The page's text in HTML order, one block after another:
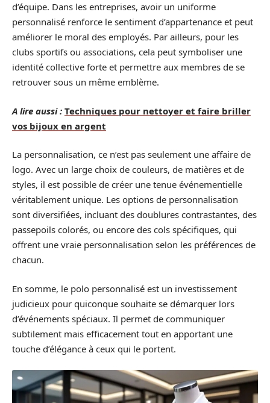
d’équipe. Dans les entreprises, avoir un uniforme
personnalisé renforce le sentiment d’appartenance et peut
améliorer le moral des employés. Par ailleurs, pour les
clubs sportifs ou associations, cela peut symboliser une
identité collective forte et permettre aux membres de se
retrouver sous un même emblème.
A lire aussi : Techniques pour nettoyer et faire briller
vos bijoux en argent
La personnalisation, ce n’est pas seulement une affaire de
logo. Avec un large choix de couleurs, de matières et de
styles, il est possible de créer une tenue événementielle
véritablement unique. Les options de personnalisation
sont diversifiées, incluant des doublures contrastantes, des
passepoils colorés, ou encore des cols spécifiques, qui
offrent une vraie personnalisation selon les préférences de
chacun.
En somme, le polo personnalisé est un investissement
judicieux pour quiconque souhaite se démarquer lors
d’événements spéciaux. Il permet de communiquer
subtilement mais efficacement tout en apportant une
touche d’élégance à ceux qui le portent.